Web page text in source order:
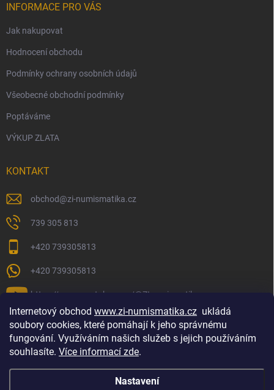
Internetový obchod www.zi-numismatika.cz ukládá
soubory cookies, které pomáhají k jeho správnému
fungování. Využíváním našich služeb s jejich používáním
souhlasíte. Více informací zde.
Nastavení
INFORMACE PRO VÁS
Jak nakupovat
Hodnocení obchodu
Podmínky ochrany osobních údajů
Všeobecné obchodní podmínky
Poptáváme
VÝKUP ZLATA
KONTAKT
obchod@zi-numismatika.cz
739 305 813
+420 739305813
+420 739305813
https://www.youtube.com/@ZInumismatika
Zlaté investování Golf shop Golfstart Houby a bylinky